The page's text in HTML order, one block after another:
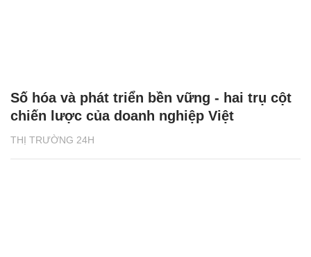
THỊ TRƯỜNG 24H
Số hóa và phát triển bền vững - hai trụ cột
chiến lược của doanh nghiệp Việt